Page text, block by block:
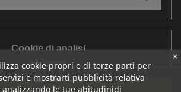
cookie propri e di terze parti per
e mostrarti pubblicità relativa
le tue abitudinidi
Cookie di analisi
No Sì
Accetta tutti